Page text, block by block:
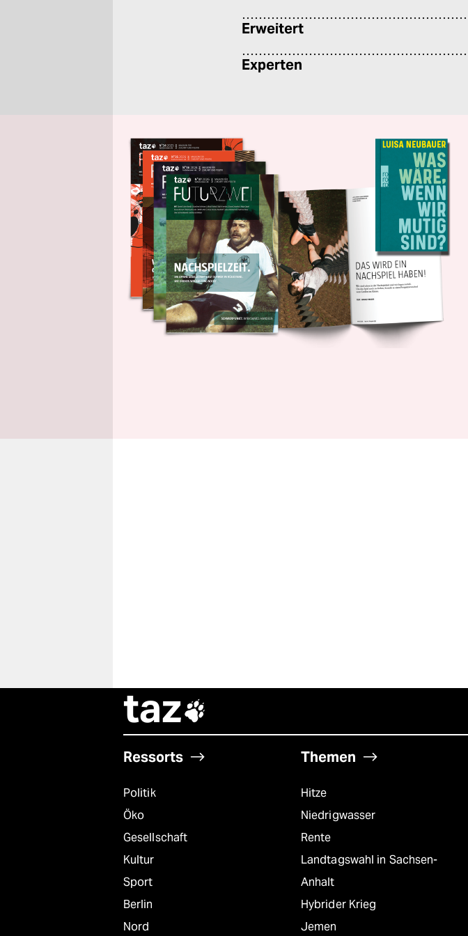
Erweitert
Experten
taz
Ressorts
Politik
Öko
Gesellschaft
Kultur
Sport
Berlin
Nord
Themen
Hitze
Niedrigwasser
Rente
Landtagswahl in Sachsen-
Anhalt
Hybrider Krieg
Jemen